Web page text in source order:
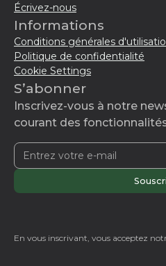
Écrivez-nous
Informations
Conditions générales
Politique de confidentialité
Cookie Settings
S’abonner
Inscrivez-vous à notre
courant des
En vous inscrivant, vous acceptez